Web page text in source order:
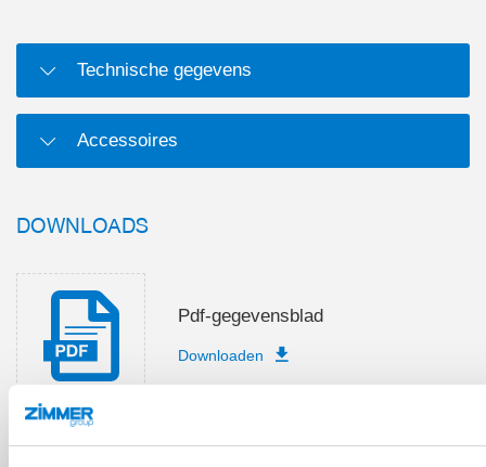
Technische gegevens
Accessoires
DOWNLOADS
Pdf-gegevensblad
Downloaden